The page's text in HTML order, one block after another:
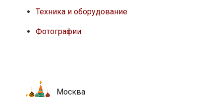
Техника и оборудование
Фотографии
Москва